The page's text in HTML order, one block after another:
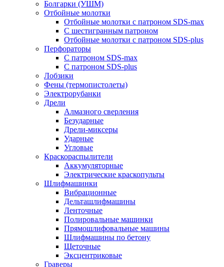
Болгарки (УШМ)
Отбойные молотки
Отбойные молотки с патроном SDS-max
С шестигранным патроном
Отбойные молотки с патроном SDS-plus
Перфораторы
С патроном SDS-max
С патроном SDS-plus
Лобзики
Фены (термопистолеты)
Электрорубанки
Дрели
Алмазного сверления
Безударные
Дрели-миксеры
Ударные
Угловые
Краскораспылители
Аккумуляторные
Электрические краскопульты
Шлифмашинки
Вибрационные
Дельташлифмашины
Ленточные
Полировальные машинки
Прямошлифовальные машины
Шлифмашины по бетону
Щеточные
Эксцентриковые
Граверы